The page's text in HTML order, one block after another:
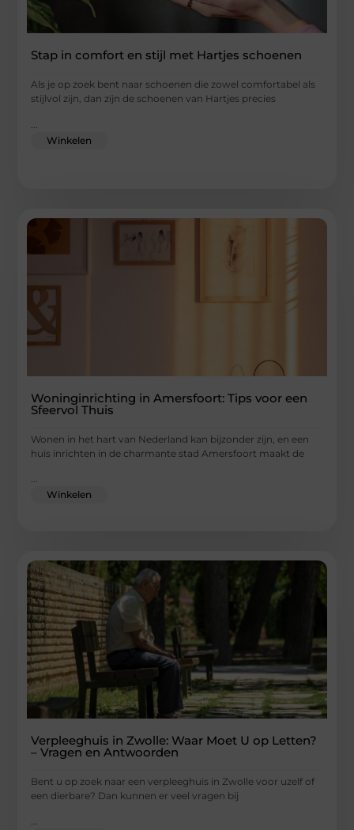
Stap in comfort en stijl met Hartjes schoenen
Als je op zoek bent naar schoenen die zowel comfortabel als
stijlvol zijn, dan zijn de schoenen van Hartjes precies
Winkelen
Woninginrichting in Amersfoort: Tips voor een
Sfeervol Thuis
Wonen in het hart van Nederland kan bijzonder zijn, en een
huis inrichten in de charmante stad Amersfoort maakt de
...
Winkelen
Verpleeghuis in Zwolle: Waar Moet U op Letten?
– Vragen en Antwoorden
Bent u op zoek naar een verpleeghuis in Zwolle voor uzelf of
een dierbare? Dan kunnen er veel vragen bij
...